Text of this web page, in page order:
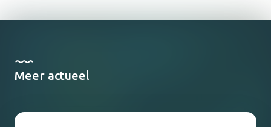
Meer actueel